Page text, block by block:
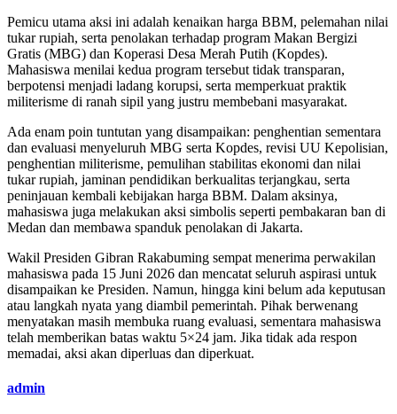
Pemicu utama aksi ini adalah kenaikan harga BBM, pelemahan nilai
tukar rupiah, serta penolakan terhadap program Makan Bergizi
Gratis (MBG) dan Koperasi Desa Merah Putih (Kopdes).
Mahasiswa menilai kedua program tersebut tidak transparan,
berpotensi menjadi ladang korupsi, serta memperkuat praktik
militerisme di ranah sipil yang justru membebani masyarakat.
Ada enam poin tuntutan yang disampaikan: penghentian sementara
dan evaluasi menyeluruh MBG serta Kopdes, revisi UU Kepolisian,
penghentian militerisme, pemulihan stabilitas ekonomi dan nilai
tukar rupiah, jaminan pendidikan berkualitas terjangkau, serta
peninjauan kembali kebijakan harga BBM. Dalam aksinya,
mahasiswa juga melakukan aksi simbolis seperti pembakaran ban di
Medan dan membawa spanduk penolakan di Jakarta.
Wakil Presiden Gibran Rakabuming sempat menerima perwakilan
mahasiswa pada 15 Juni 2026 dan mencatat seluruh aspirasi untuk
disampaikan ke Presiden. Namun, hingga kini belum ada keputusan
atau langkah nyata yang diambil pemerintah. Pihak berwenang
menyatakan masih membuka ruang evaluasi, sementara mahasiswa
telah memberikan batas waktu 5×24 jam. Jika tidak ada respon
memadai, aksi akan diperluas dan diperkuat.
admin